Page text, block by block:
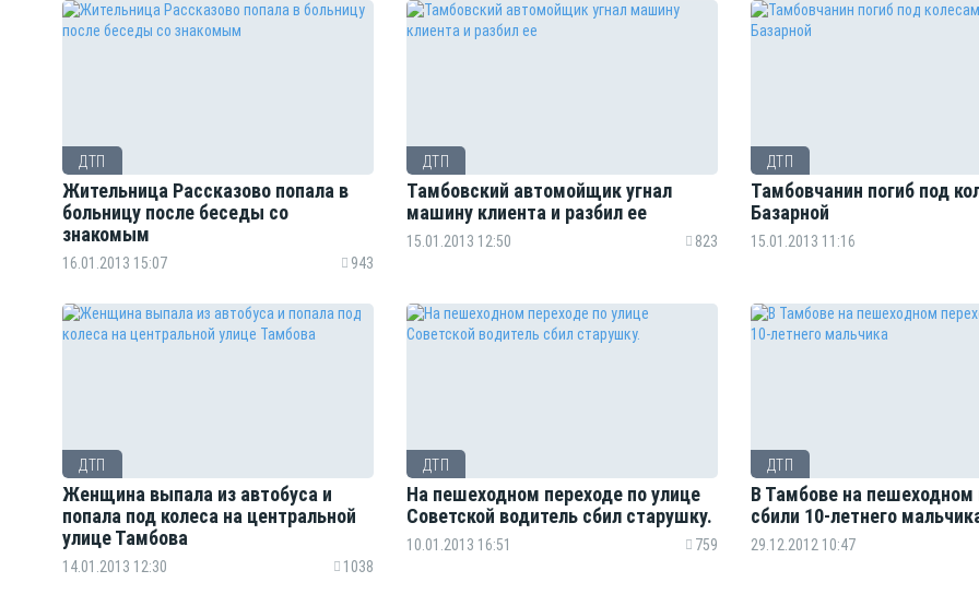
ДТП
Жительница Рассказово попала в
больницу после беседы со
знакомым
16.01.2013 15:07 943
ДТП
Тамбовский автомойщик угнал
машину клиента и разбил ее
15.01.2013 12:50 823
ДТП
Тамбовчанин погиб под
Базарной
15.01.2013 11:16
ДТП
Женщина выпала из автобуса и
попала под колеса на центральной
улице Тамбова
14.01.2013 12:30 1038
ДТП
На пешеходном переходе по улице
Советской водитель сбил старушку.
10.01.2013 16:51 759
ДТП
В Тамбове на пешеходном
сбили 10-летнего
29.12.2012 10:47